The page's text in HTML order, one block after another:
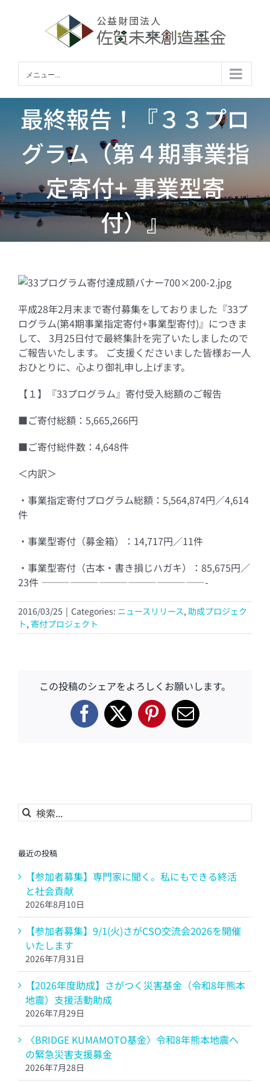
メニュー...
最終報告！『３３プロ
グラム（第４期事業指
定寄付+ 事業型寄
付）』
平成28年2月末まで寄付募集をしておりました『33プ
ログラム(第4期事業指定寄付+事業型寄付)』につきま
して、 3月25日付で最終集計を完了いたしましたので
ご報告いたします。 ご支援くださいました皆様お一人
おひとりに、心より御礼申し上げます。
【１】『33プログラム』寄付受入総額のご報告
■ご寄付総額：5,665,266円
■ご寄付総件数：4,648件
＜内訳＞
・事業指定寄付プログラム総額：5,564,874円／4,614
件
・事業型寄付（募金箱）：14,717円／11件
・事業型寄付（古本・書き損じハガキ）：85,675円／
23件 —————————————————-
2016/03/25 | Categories: ニュースリリース, 助成プロジェク
ト, 寄付プロジェクト
この投稿のシェアをよろしくお願いします。
Facebook
X Pinterest
電
検
索
最近の投稿
【参加者募集】専門家に聞く。私にもできる終活
と社会貢献
2026年8月10日
【参加者募集】9/1(火)さがCSO交流会2026を開催
いたします
2026年7月31日
【2026年度助成】さがつく災害基金（令和8年熊本
地震）支援活動助成
2026年7月29日
〈BRIDGE KUMAMOTO基金〉令和8年熊本地震へ
の緊急災害支援募金
2026年7月28日